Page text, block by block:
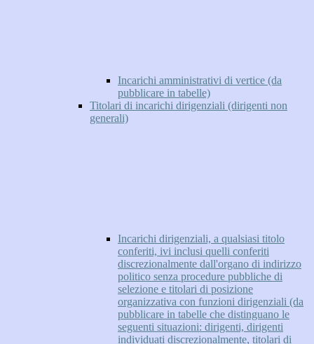
Incarichi amministrativi di vertice (da
pubblicare in tabelle)
Titolari di incarichi dirigenziali (dirigenti non
generali)
Incarichi dirigenziali, a qualsiasi titolo
conferiti, ivi inclusi quelli conferiti
discrezionalmente dall'organo di indirizzo
politico senza procedure pubbliche di
selezione e titolari di posizione
organizzativa con funzioni dirigenziali (da
pubblicare in tabelle che distinguano le
seguenti situazioni: dirigenti, dirigenti
individuati discrezionalmente, titolari di